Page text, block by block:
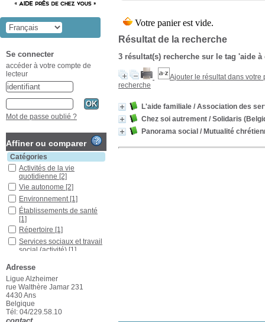
Résultat de la recherche
3 résultat(s) recherche sur le tag 'aide
Ajouter le résultat dans votre
recherche
L'aide familiale / Association des
Chez soi autrement / Solidaris
Panorama social / Mutualité
Se connecter
accéder à votre compte de
lecteur
Mot de passe oublié ?
Affiner ou comparer
Catégories
Activités de la vie
quotidienne [2]
Vie autonome [2]
Environnement [1]
Établissements de santé
[1]
Répertoire [1]
Services sociaux et travail
social (activité) [1]
Localisation
Liège[3]
Section
Autres [2]
Adresse
Ligue Alzheimer
rue Walthère Jamar 231
4430 Ans
Belgique
Tél: 04/229.58.10